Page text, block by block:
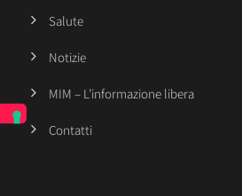
Salute
Notizie
MIM – L’informazione libera
Contatti